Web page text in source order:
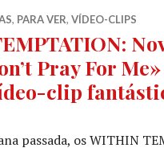
, PARA VER,VÍDEO-CLIPS
Pray For
clip
passada, os WITHIN